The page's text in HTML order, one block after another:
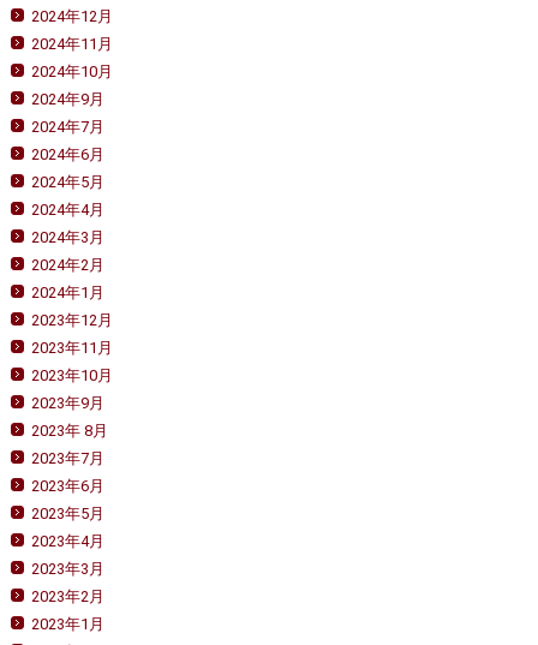
2024年12月
2024年11月
2024年10月
2024年9月
2024年7月
2024年6月
2024年5月
2024年4月
2024年3月
2024年2月
2024年1月
2023年12月
2023年11月
2023年10月
2023年9月
2023年 8月
2023年7月
2023年6月
2023年5月
2023年4月
2023年3月
2023年2月
2023年1月